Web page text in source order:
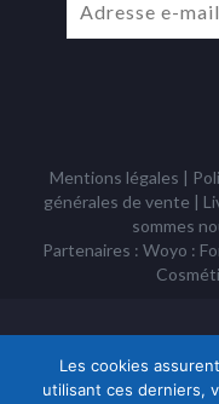
Mentions légales |
générales de vente |
sommes
Partenaires : Woyo :
Les cookies
utilisant ces derniers,